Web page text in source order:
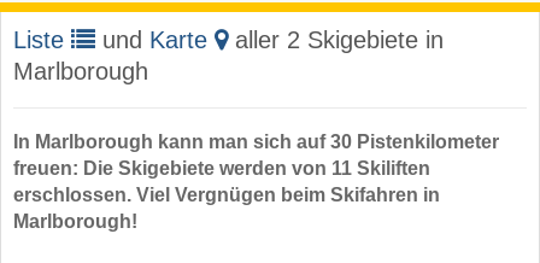
Liste und Karte
aller 2 Skigebiete in
Marlborough
In Marlborough kann man sich auf 30 Pistenkilometer
freuen: Die Skigebiete werden von 11 Skiliften
erschlossen. Viel Vergnügen beim Skifahren in
Marlborough!